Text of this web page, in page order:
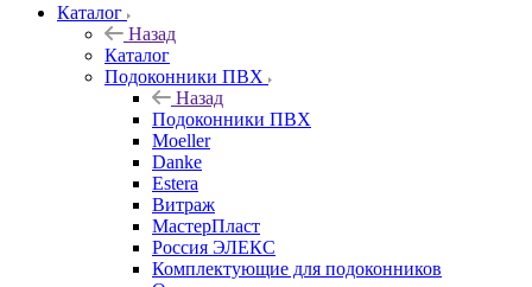
Каталог
Назад
Каталог
Подоконники ПВХ
Назад
Подоконники ПВХ
Moeller
Danke
Estera
Витраж
МастерПласт
Россия ЭЛЕКС
Комплектующие для подоконников